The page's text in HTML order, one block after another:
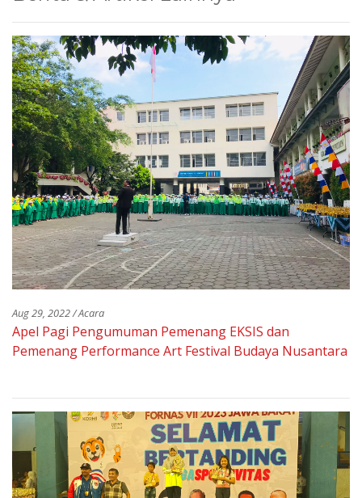
Aug 29, 2022 / Acara
Apel Pagi Pengumuman Pemenang EKSIS dan
Pemenang Performance Art Festival Budaya Nusantara